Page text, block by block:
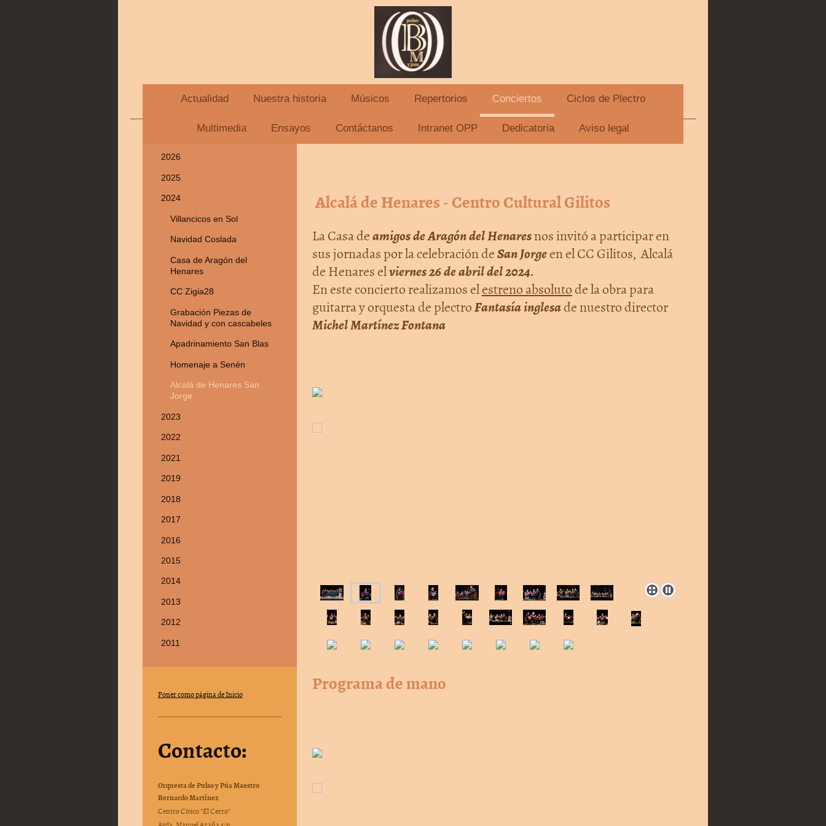
Actualidad Nuestra historia Músicos Repertorios Conciertos Ciclos de Plectro
Multimedia Ensayos Contáctanos Intranet OPP Dedicatoria Aviso legal
Orquesta de Pulso y Púa Maestro Bernardo Martínez
Alcalá de Henares - Centro Cultural Gilitos
La Casa deamigos de Aragón del Henaresnos invitó a participar en
sus jornadas por la celebración deSan Jorgeen el CC Gilitos, Alcalá
de Henares elviernes 26 de abril del 2024.
En este concierto realizamos elestreno absolutode la obra para
guitarra y orquesta de plectroFantasía inglesade nuestro director
Michel Martínez Fontana
Programa de mano
2026
2025
2024
Villancicos en Sol
Navidad Coslada
Casa de Aragón del
Henares
CC Zigia28
Grabación Piezas de
Navidad y con cascabeles
Apadrinamiento San Blas
Homenaje a Senén
Alcalá de Henares San
Jorge
2023
2022
2021
2019
2018
2017
2016
2015
2014
2013
2012
2011
Poner como página de Inicio
Contacto:
Orquesta de Pulso y Púa Maestro
Bernardo Martínez
Centro Cívico "El Cerro"